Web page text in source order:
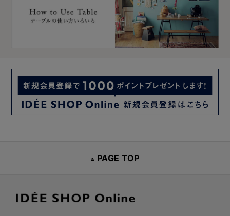
PAGE TOP